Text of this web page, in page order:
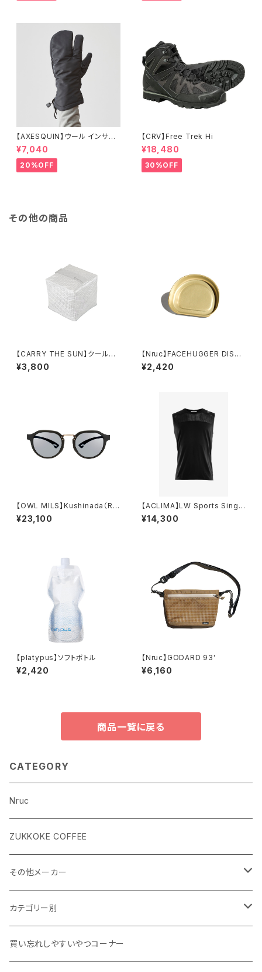
【AXESQUIN】ウール インサレ
ーション トリガー ミトン
¥7,040
20%OFF
【CRV】Free Trek Hi
¥18,480
30%OFF
その他の商品
【CARRY THE SUN】クールブ
ライト スモール
¥3,800
【Nruc】FACEHUGGER DISH /
YAKAN Gold
¥2,420
【OWL MILS】Kushinada（RD
-005）
¥23,100
【ACLIMA】LW Sports Singl
et (メンズ)
¥14,300
【platypus】ソフトボトル
¥2,420
【Nruc】GODARD 93'
¥6,160
商品一覧に戻る
CATEGORY
Nruc
ZUKKOKE COFFEE
その他メーカー
ACLIMA
atelierBluebottle
カテゴリー別
Unisex ウェア
買い忘れしやすいやつコーナー